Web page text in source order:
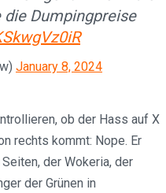
Dumpingpreise
January 8, 2024
ob der Hass auf X
rechts kommt: Nope. Er
der Wokeria, der
der Grünen in